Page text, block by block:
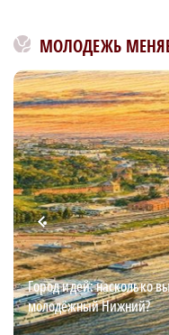
МОЛОДЕЖЬ
Город идей: насколько
молодёжный Нижний?